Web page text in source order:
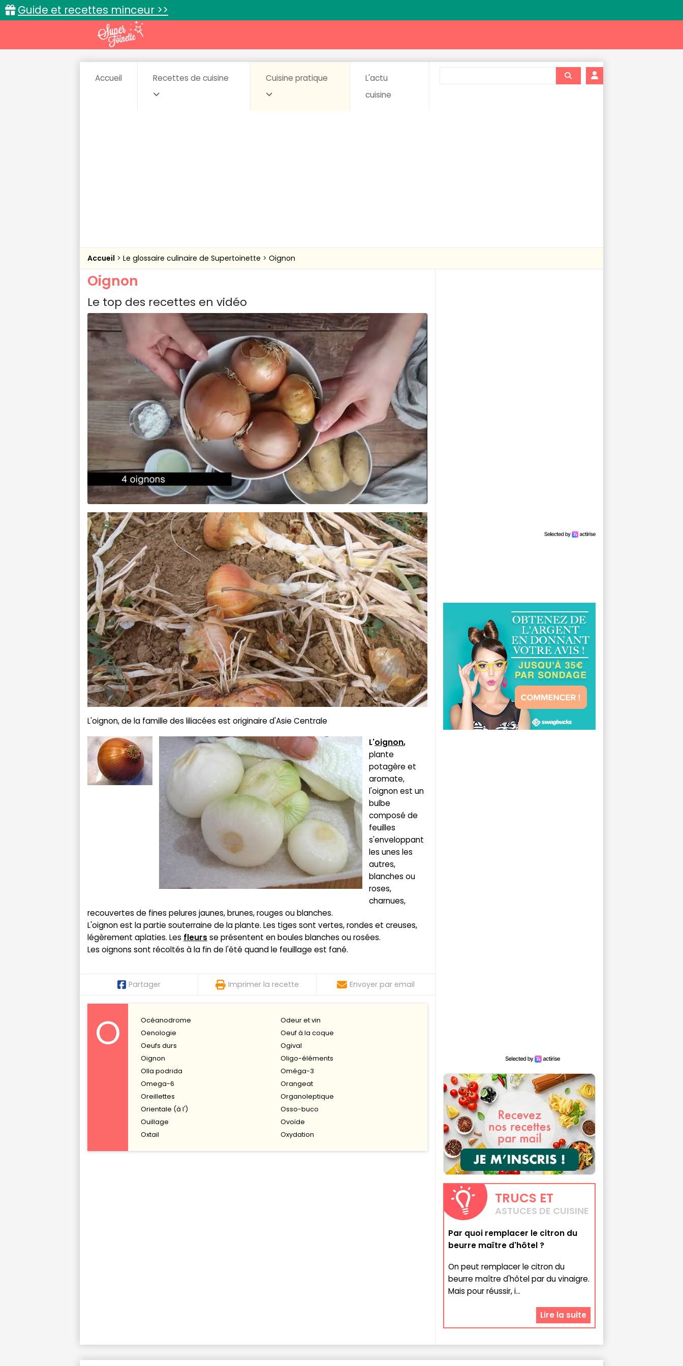
Guide et recettes minceur >>
Accueil Recettes de cuisine Cuisine pratique
L'actu
cuisine
Accueil Le glossaire culinaire de Supertoinette Oignon
Oignon
Le top des recettes en vidéo
L'oignon, de la famille des liliacées est originaire d'Asie Centrale
L'oignon,
plante
potagère et
aromate,
l'oignon est un
bulbe
composé de
feuilles
s'enveloppant
les unes les
autres,
blanches ou
roses,
charnues,
recouvertes de fines pelures jaunes, brunes, rouges ou blanches.
L'oignon est la partie souterraine de la plante. Les tiges sont vertes, rondes et creuses,
légèrement aplaties. Les fleurs se présentent en boules blanches ou rosées.
Les oignons sont récoltés à la fin de l'été quand le feuillage est fané.
Partager Imprimer la recette Envoyer par email
O Océanodrome
Odeur et vin
Oenologie
Oeuf à la coque
Oeufs durs
Ogival
Oignon
Oligo-éléments
Olla podrida
Oméga-3
Omega-6
Orangeat
Oreillettes
Organoleptique
Orientale (à l')
Osso-buco
Ouillage
Ovoïde
Oxtail
Oxydation
TRUCS ET
ASTUCES DE CUISINE
Par quoi remplacer le citron du
beurre maître d'hôtel ?
On peut remplacer le citron du
beurre maître d'hôtel par du vinaigre.
Mais pour réussir, i...
Lire la suite